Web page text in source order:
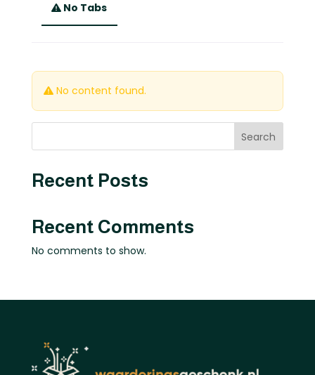
No Tabs
No content found.
Search
Recent Posts
Recent Comments
No comments to show.